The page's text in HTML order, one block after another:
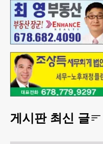
게시판 최신 글